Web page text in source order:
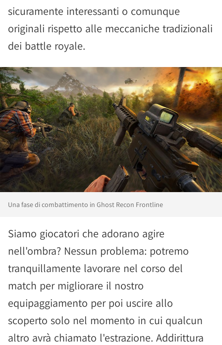
sicuramente interessanti o comunque
originali rispetto alle meccaniche tradizionali
dei battle royale.
Una fase di combattimento in Ghost Recon Frontline
Siamo giocatori che adorano agire
nell'ombra? Nessun problema: potremo
tranquillamente lavorare nel corso del
match per migliorare il nostro
equipaggiamento per poi uscire allo
scoperto solo nel momento in cui qualcun
altro avrà chiamato l'estrazione. Addirittura